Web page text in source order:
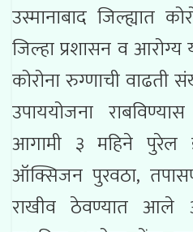
उस्मानाबाद जिल्ह्यात
जिल्हा प्रशासन व
कोरोना रुग्णाची वाढती
उपाययोजना
आगामी ३ महिने
ऑक्सिजन पुरवठा,
राखीव ठेवण्यात आले